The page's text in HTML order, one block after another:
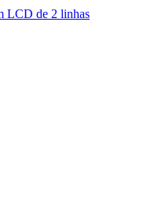
LCD de 2 linhas